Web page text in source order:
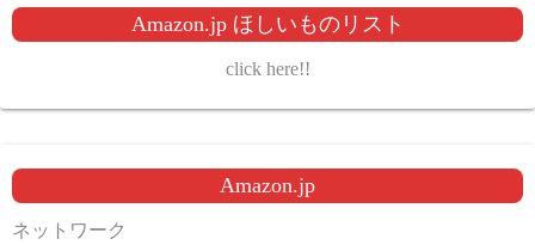
Amazon.jp ほしいものリスト
click here!!
Amazon.jp
ネットワーク